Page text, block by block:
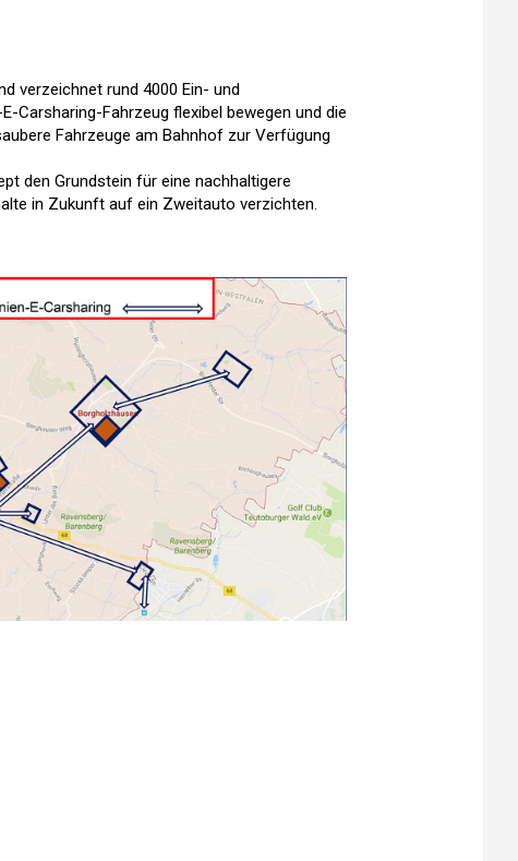
verzeichnet rund 4000 Ein- und
Carsharing-Fahrzeug flexibel bewegen und die
Fahrzeuge am Bahnhof zur Verfügung
den Grundstein für eine nachhaltigere
in Zukunft auf ein Zweitauto verzichten.